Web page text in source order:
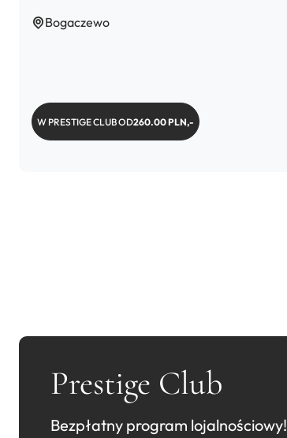
Bogaczewo
W PRESTIGE CLUB OD260.00 PLN,-
Prestige Club
Bezpłatny program lojalnościowy!